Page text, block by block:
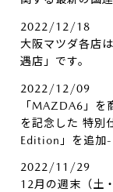
2022/12/18
大阪マツダ各店
遇店」です。
2022/12/09
「MAZDA6」
を記念した 特
Edition」を追加-
2022/11/29
12月の週末（土